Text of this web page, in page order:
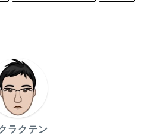
ラクテン